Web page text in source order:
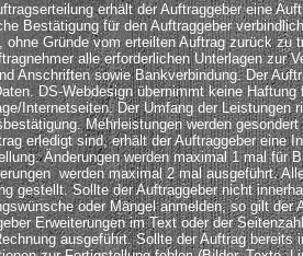
erhält der Auftraggeber eine
Bestätigung für den Auftraggeber
ohne Gründe vom erteilten Auftrag zurück zu
alle erforderlichen Unterlagen zur
Anschriften sowie Bankverbindung. Der
DS-Webdesign übernimmt keine
Internetseiten. Der Umfang der Leistungen
Mehrleistungen werden
erledigt sind, erhält der Auftraggeber eine
Änderungen werden maximal 1 mal für
werden maximal 2 mal ausgeführt.
gestellt. Sollte der Auftraggeber nicht
oder Mängel anmelden, so gilt der
Erweiterungen im Text oder der
ausgeführt. Sollte der Auftrag bereits